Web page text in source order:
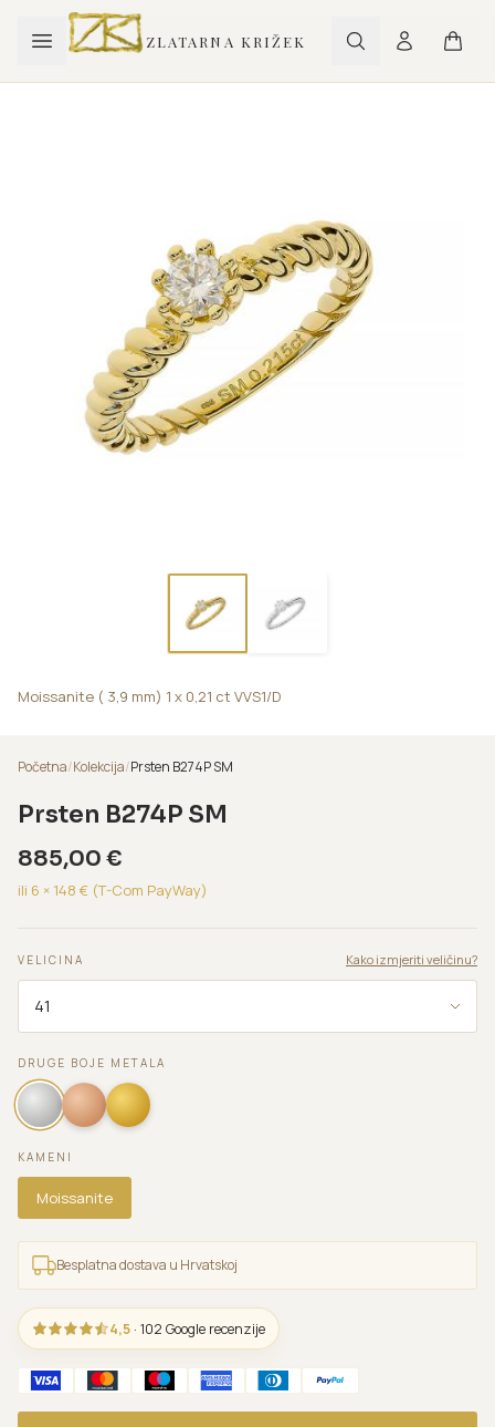
ZLATARNA KRIŽEK
Moissanite ( 3,9 mm) 1 x 0,21 ct VVS1/D
Početna/Kolekcija/Prsten B274P SM
Prsten B274P SM
885,00 €
ili 6 × 148 € (T-Com PayWay)
VELICINA Kako izmjeriti veličinu?
DRUGE BOJE METALA
KAMENI
Moissanite
Besplatna dostava u Hrvatskoj
4,5 · 102 Google recenzije